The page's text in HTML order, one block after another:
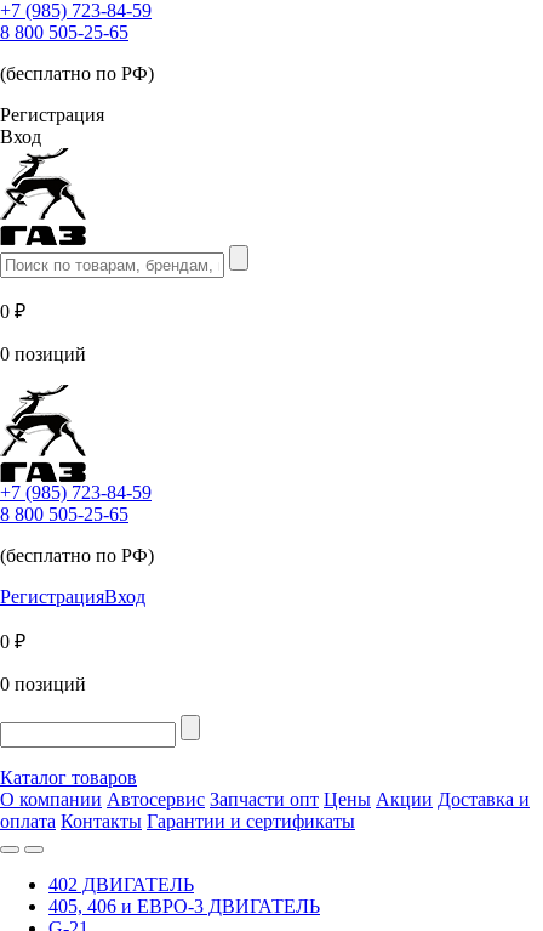
+7 (985) 723-84-59
8 800 505-25-65
(бесплатно по РФ)
Регистрация
Вход
0 ₽
0 позиций
+7 (985) 723-84-59
8 800 505-25-65
(бесплатно по РФ)
РегистрацияВход
0 ₽
0 позиций
Каталог товаров
О компании Автосервис Запчасти опт Цены Акции Доставка и
оплата Контакты Гарантии и сертификаты
402 ДВИГАТЕЛЬ
405, 406 и ЕВРО-3 ДВИГАТЕЛЬ